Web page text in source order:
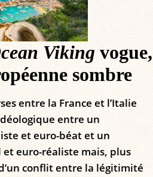
Viking vogue,
sombre
entre la France et l’Italie
entre un
et euro-béat et un
euro-réaliste mais, plus
conflit entre la légitimité